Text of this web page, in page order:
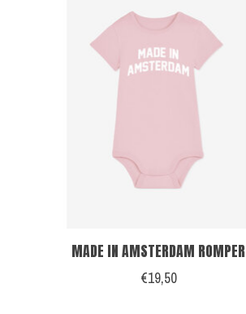
MADE IN AMSTERDAM ROMPER
€19,50